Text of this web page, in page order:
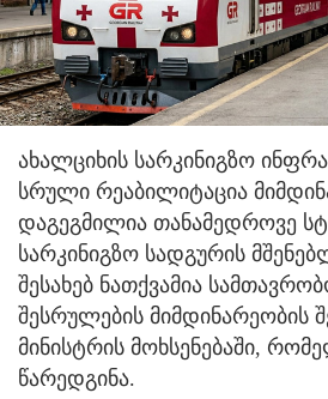
ახალციხის სარკინიგზო
სრული რეაბილიტაცია
დაგეგმილია თანამედროვე
სარკინიგზო სადგურის
შესახებ ნათქვამია
შესრულების მიმდინარეობის
მინისტრის მოხსენებაში,
წარედგინა.